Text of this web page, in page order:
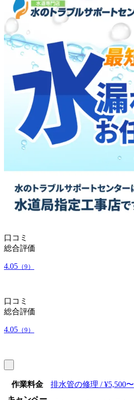
口コミ
総合評価
4.05 （9）
口コミ
総合評価
4.05 （9）
作業料金
排水管の修理 / ¥5,500〜